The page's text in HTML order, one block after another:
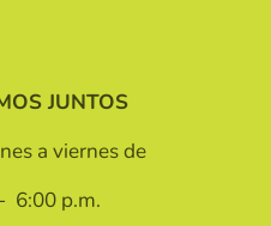
JUNTOS
a viernes de
6:00 p.m.